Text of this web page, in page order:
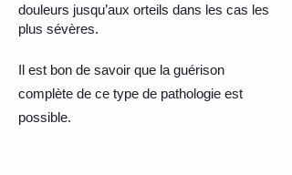
douleurs jusqu’aux orteils dans les cas les
plus sévères.
Il est bon de savoir que la guérison
complète de ce type de pathologie est
possible.